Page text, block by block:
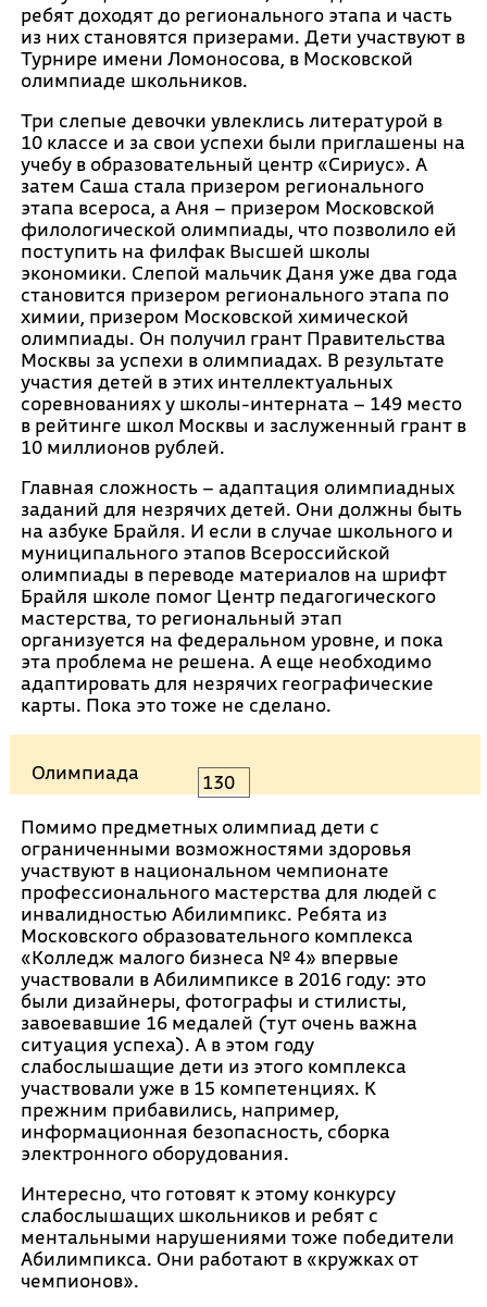
ребят доходят до регионального этапа и часть
из них становятся призерами. Дети участвуют в
Турнире имени Ломоносова, в Московской
олимпиаде школьников.
Три слепые девочки увлеклись литературой в
10 классе и за свои успехи были приглашены на
учебу в образовательный центр «Сириус». А
затем Саша стала призером регионального
этапа всероса, а Аня – призером Московской
филологической олимпиады, что позволило ей
поступить на филфак Высшей школы
экономики. Слепой мальчик Даня уже два года
становится призером регионального этапа по
химии, призером Московской химической
олимпиады. Он получил грант Правительства
Москвы за успехи в олимпиадах. В результате
участия детей в этих интеллектуальных
соревнованиях у школы-интерната – 149 место
в рейтинге школ Москвы и заслуженный грант в
10 миллионов рублей.
Главная сложность – адаптация олимпиадных
заданий для незрячих детей. Они должны быть
на азбуке Брайля. И если в случае школьного и
муниципального этапов Всероссийской
олимпиады в переводе материалов на шрифт
Брайля школе помог Центр педагогического
мастерства, то региональный этап
организуется на федеральном уровне, и пока
эта проблема не решена. А еще необходимо
адаптировать для незрячих географические
карты. Пока это тоже не сделано.
Олимпиада
130
Помимо предметных олимпиад дети с
ограниченными возможностями здоровья
участвуют в национальном чемпионате
профессионального мастерства для людей с
инвалидностью Абилимпикс. Ребята из
Московского образовательного комплекса
«Колледж малого бизнеса № 4» впервые
участвовали в Абилимпиксе в 2016 году: это
были дизайнеры, фотографы и стилисты,
завоевавшие 16 медалей (тут очень важна
ситуация успеха). А в этом году
слабослышащие дети из этого комплекса
участвовали уже в 15 компетенциях. К
прежним прибавились, например,
информационная безопасность, сборка
электронного оборудования.
Интересно, что готовят к этому конкурсу
слабослышащих школьников и ребят с
ментальными нарушениями тоже победители
Абилимпикса. Они работают в «кружках от
чемпионов».